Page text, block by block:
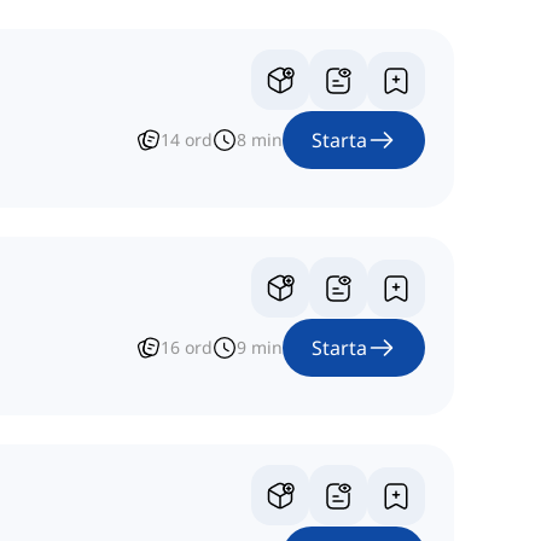
14 ord 8 min Starta
16 ord 9 min Starta